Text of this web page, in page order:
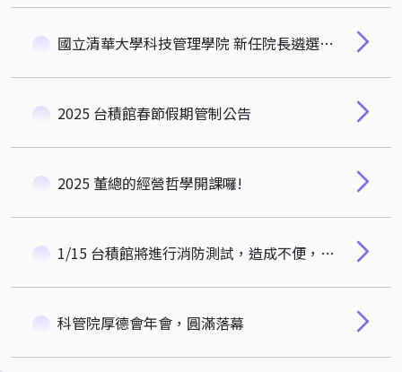
國立清華大學科技管理學院 新任院長遴選候選人名單
2025 台積館春節假期管制公告
2025 董總的經營哲學開課囉!
1/15 台積館將進行消防測試，造成不便，敬請見諒!
科管院厚德會年會，圓滿落幕